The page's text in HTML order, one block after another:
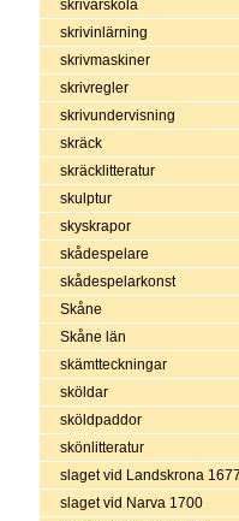
skrivarskola
skrivinlärning
skrivmaskiner
skrivregler
skrivundervisning
skräck
skräcklitteratur
skulptur
skyskrapor
skådespelare
skådespelarkonst
Skåne
Skåne län
skämtteckningar
sköldar
sköldpaddor
skönlitteratur
slaget vid Landskrona 1677
slaget vid Narva 1700